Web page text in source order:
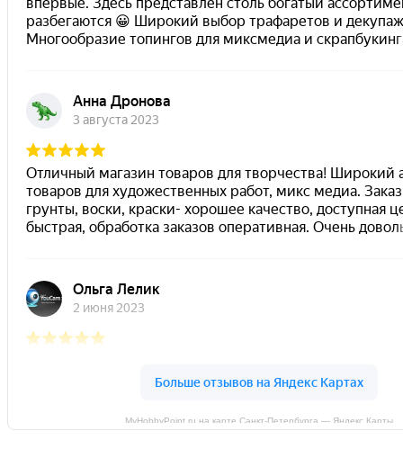
MyHobbyPoint.ru на карте Санкт‑Петербурга — Яндекс Карты